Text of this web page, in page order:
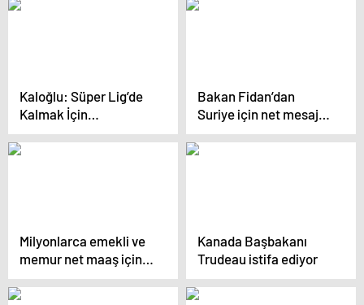
Kaloğlu: Süper Lig’de
Kalmak İçin
Hazırlanıyoruz
Bakan Fidan’dan
Suriye için net mesaj:
Savaştan kaçmayız
Milyonlarca emekli ve
memur net maaş için
Kabine Toplantısı’na
odaklandı
Kanada Başbakanı
Trudeau istifa ediyor